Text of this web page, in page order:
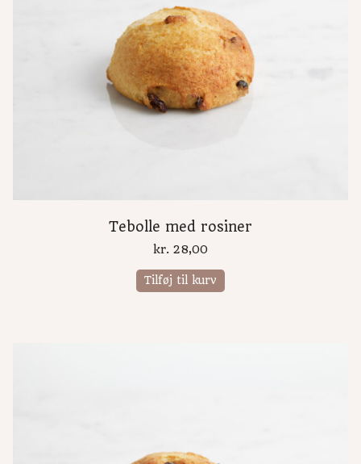
Tebolle med rosiner
kr. 28,00
Tilføj til kurv